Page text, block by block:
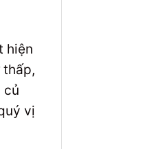
hiện
thấp,
củ
vị